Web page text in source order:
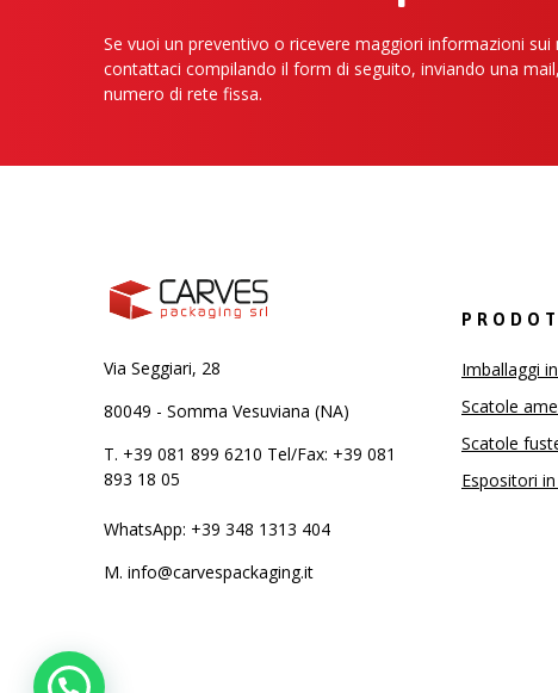
Se vuoi un preventivo o ricevere maggiori informazioni
contattaci compilando il form di seguito, inviando una
numero di rete fissa.
Via Seggiari, 28
80049 - Somma Vesuviana (NA)
T. +39 081 899 6210 Tel/Fax: +39 081
893 18 05
WhatsApp: +39 348 1313 404
M. info@carvespackaging.it
Imballaggi
Scatole
Scatole
Espositori